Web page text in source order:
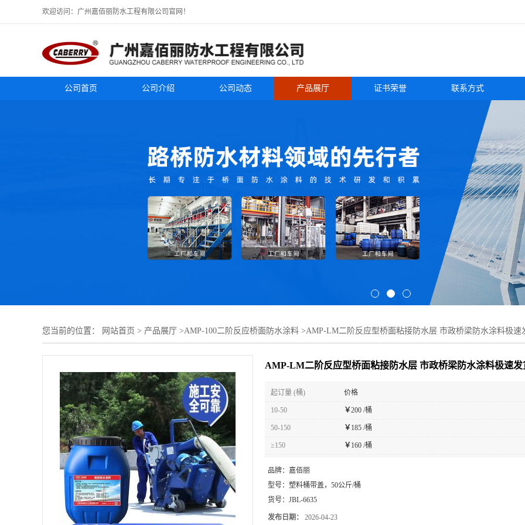
欢迎访问：广州嘉佰丽防水工程有限公司官网！
公司首页 公司介绍 公司动态 产品展厅 证书荣誉 联系方式
您当前的位置： 网站首页 > 产品展厅 >AMP-100二阶反应桥面防水涂料 >AMP-LM二阶反应型桥面粘接防水层 市政桥梁防水涂料极速
AMP-LM二阶反应型桥面粘接防水层 市政桥梁防水涂料极速发
起订量 (桶) 价格
10-50 ￥200 /桶
50-150 ￥ 185 /桶
≥150 ￥ 160 /桶
品牌： 嘉佰丽
型号： 塑料桶带盖，50公斤/桶
货号： JBL-6635
发布日期： 2026-04-23